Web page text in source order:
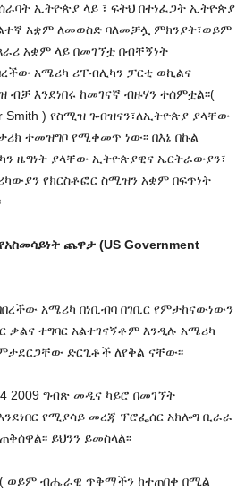
ኢትዮጵያ ላይ ፣ ፍትህ በተነፈጋት ኢትዮጵያ
አቋም ለመወስድ ባለመቻሏ ምክንያት፣ወይም
አቋም ላይ በመገኘቷ በብቸኝነት
አሜሪካ ሪፐብሊካን ፓርቲ ወኪልና
ብቻ እንደነበሩ ከመገናኛ ብዙሃን ተሰምቷል፡፡(
Smith ) የስሚዝ ጉብዝናን፣ለኢትዮጵያ ያላቸው
ተመዝግቦ የሚቀመጥ ነው፡፡ በእኔ በኩል
ዜግነት ያላቸው ኢትዮጵያዊና ኤርትራውያን፣
የክርስቶፎር ስሚዝን አቋም በፍጥነት
ጨዋታ (US Government
አሜሪካ በነቢብባ በገቢር የምታከናውነውን
ቃልና ተግባር አልተገናኝቶም እንዲሉ አሜሪካ
ድርጊቶች ለየቅል ናቸው፡፡
2009 ግብጽ መዲና ካይሮ በመገኘት
የሚያሳይ መረጃ ፕሮፌሰር አክሎግ ቢራራ
ይህንን ይመስላል፡፡
ወይም ብሔራዊ ጥቅማችን ከተጠበቀ በሚል